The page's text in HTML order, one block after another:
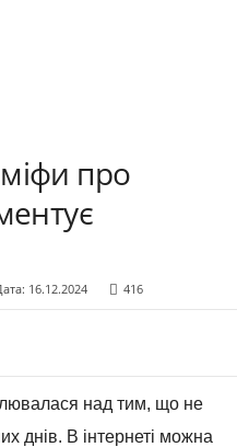
про
16.12.2024 416
над тим, що не
днів. В інтернеті можна